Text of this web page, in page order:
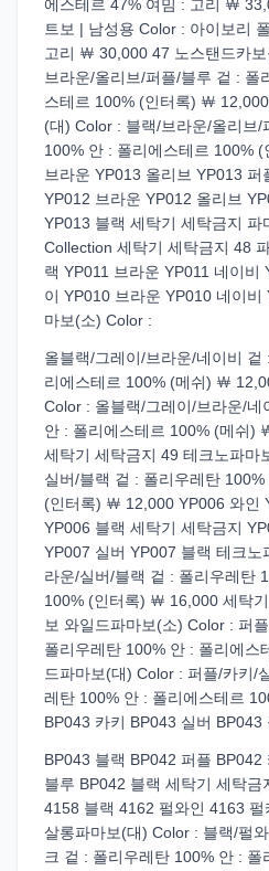
에스테르 47% 여밈 : 고리 ￦
트보 | 남성용 Color : 아이보리
고리 ￦ 30,000 47 노스탠드카
브라운/올리브/퍼플/블루 겉 : 폴
스테르 100% (인터록) ￦
(대) Color : 블랙/브라운/올리브
100% 안 : 폴리에스테르 100%
브라운 YP013 올리브 YP013
YP012 브라운 YP012 올리브
YP013 블랙 세탁기 세탁금지 파
Collection 세탁기 세탁금지 48
랙 YP011 브라운 YP011 네이비
이 YP010 브라운 YP010 네이
마보(소) Color :
올블랙/그레이/브라운/네이비
리에스테르 100% (메쉬) ￦
Color : 올블랙/그레이/브라운/
안 : 폴리에스테르 100% (메쉬)
세탁기 세탁금지 49 테크노파마
실버/블랙 겉 : 폴리우레탄
(인터록) ￦ 12,000 YP006 와인
YP006 블랙 세탁기 세탁금지
YP007 실버 YP007 블랙 테크노
라운/실버/블랙 겉 : 폴리우레탄
100% (인터록) ￦ 16,000 세탁
보 와일드파마보(소) Color : 퍼
폴리우레탄 100% 안 : 폴리에스
드파마보(대) Color : 퍼플/카키/
레탄 100% 안 : 폴리에스테르
BP043 카키 BP043 실버 BP043
BP043 블랙 BP042 퍼플
블루 BP042 블랙 세탁기 세탁금
4158 블랙 4162 펄와인 4163
살롱파마보(대) Color : 블랙/펄
크 겉 : 폴리우레탄 100% 안 : 폴